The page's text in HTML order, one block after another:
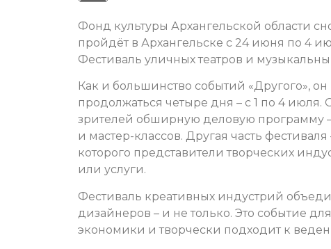
Фонд культуры Архангельской области
пройдёт в Архангельске с 24 июня по 4
Фестиваль уличных театров и
Как и большинство событий «Другого»,
продолжаться четыре дня – с 1 по 4 июля.
зрителей обширную деловую программу –
и мастер-классов. Другая часть
которого представители творческих
или услуги.
Фестиваль креативных индустрий
дизайнеров – и не только. Это событие
экономики и творчески подходит к